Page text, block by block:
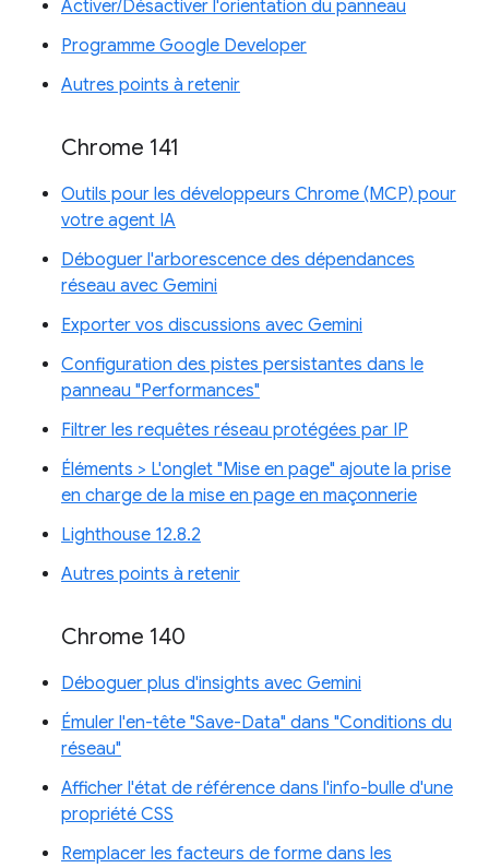
Activer/Désactiver l'orientation du panneau
Programme Google Developer
Autres points à retenir
Chrome 141
Outils pour les développeurs Chrome (MCP) pour
votre agent IA
Déboguer l'arborescence des dépendances
réseau avec Gemini
Exporter vos discussions avec Gemini
Configuration des pistes persistantes dans le
panneau "Performances"
Filtrer les requêtes réseau protégées par IP
Éléments > L'onglet "Mise en page" ajoute la prise
en charge de la mise en page en maçonnerie
Lighthouse 12.8.2
Autres points à retenir
Chrome 140
Déboguer plus d'insights avec Gemini
Émuler l'en-tête "Save-Data" dans "Conditions du
réseau"
Afficher l'état de référence dans l'info-bulle d'une
propriété CSS
Remplacer les facteurs de forme dans les